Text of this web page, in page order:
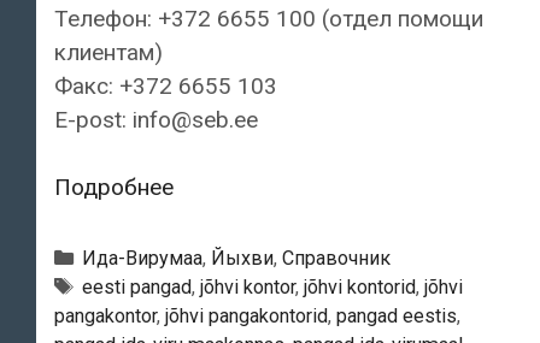
Телефон: +372 6655 100 (отдел помощи
клиентам)
Факс: +372 6655 103
E-post: info@seb.ee
ПодробнееSEB
—
Контора
Jõhvi
Рубрики
Ида-Вирумаа, Йыхви, Справочник
Тэги
eesti pangad, jõhvi kontor, jõhvi kontorid, jõhvi
pangakontor, jõhvi pangakontorid, pangad eestis,